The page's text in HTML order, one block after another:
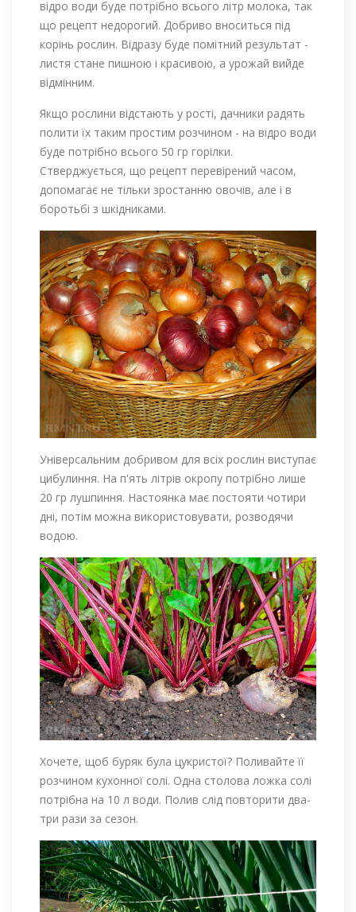
відро води буде потрібно всього літр молока, так
що рецепт недорогий. Добриво вноситься під
корінь рослин. Відразу буде помітний результат -
листя стане пишною і красивою, а урожай вийде
відмінним.
Якщо рослини відстають у рості, дачники радять
полити їх таким простим розчином - на відро води
буде потрібно всього 50 гр горілки.
Стверджується, що рецепт перевірений часом,
допомагає не тільки зростанню овочів, але і в
боротьбі з шкідниками.
Універсальним добривом для всіх рослин виступає
цибулиння. На п'ять літрів окропу потрібно лише
20 гр лушпиння. Настоянка має постояти чотири
дні, потім можна використовувати, розводячи
водою.
Хочете, щоб буряк була цукристої? Поливайте її
розчином кухонної солі. Одна столова ложка солі
потрібна на 10 л води. Полив слід повторити два-
три рази за сезон.